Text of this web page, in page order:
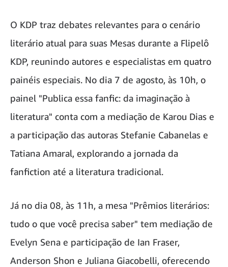
O KDP traz debates relevantes para o cenário
literário atual para suas Mesas durante a Flipelô
KDP, reunindo autores e especialistas em quatro
painéis especiais. No dia 7 de agosto, às 10h, o
painel "Publica essa fanfic: da imaginação à
literatura" conta com a mediação de Karou Dias e
a participação das autoras Stefanie Cabanelas e
Tatiana Amaral, explorando a jornada da
fanfiction até a literatura tradicional.
Já no dia 08, às 11h, a mesa "Prêmios literários:
tudo o que você precisa saber" tem mediação de
Evelyn Sena e participação de Ian Fraser,
Anderson Shon e Juliana Giacobelli, oferecendo